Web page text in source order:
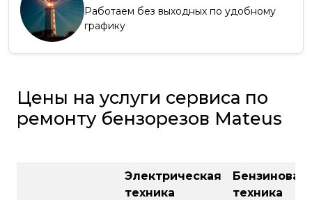
Работаем без выходных по удобному
графику
Цены на услуги сервиса по
ремонту бензорезов Mateus
Электрическая
техника
Бензиновая
техника